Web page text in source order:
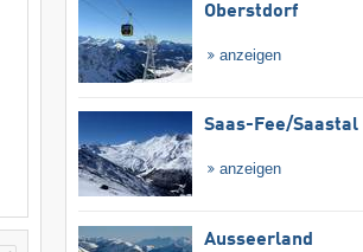
Oberstdorf
anzeigen
Saas-Fee/​Saastal
anzeigen
Ausseerland